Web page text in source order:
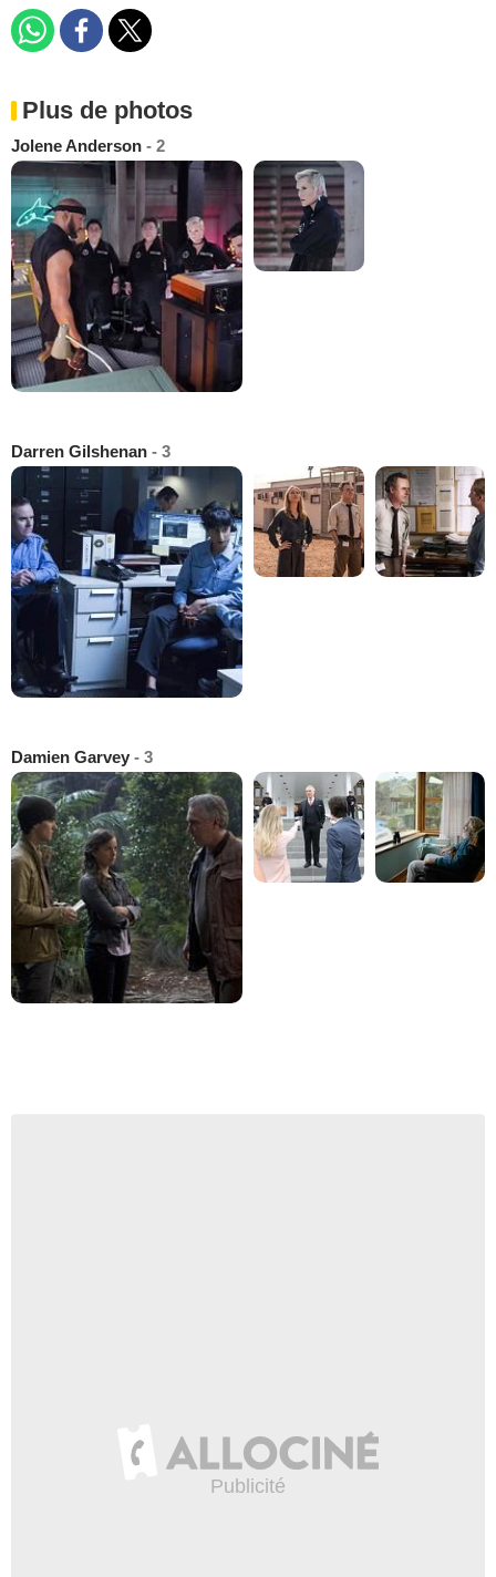
Plus de photos
Jolene Anderson - 2
Darren Gilshenan - 3
Damien Garvey - 3